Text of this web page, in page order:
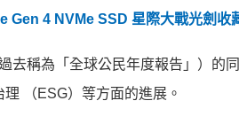
4 NVMe SSD 星際大戰光劍收
去稱為「全球公民年度報告」）的
（ESG）等方面的進展。